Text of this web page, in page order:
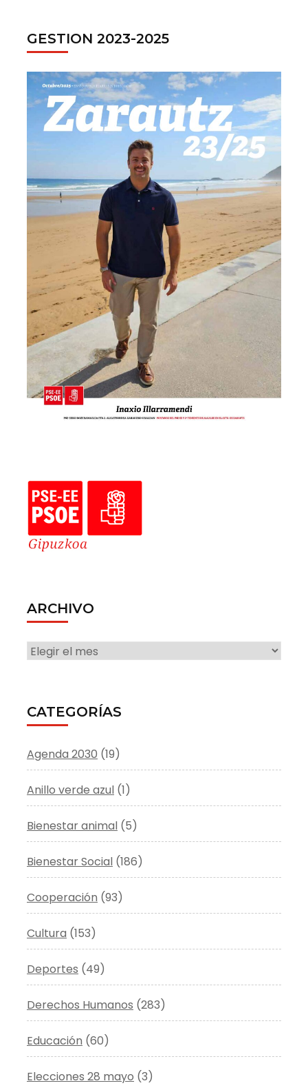
GESTION 2023-2025
ARCHIVO
ARCHIVO
CATEGORÍAS
Agenda 2030 (19)
Anillo verde azul (1)
Bienestar animal (5)
Bienestar Social (186)
Cooperación (93)
Cultura (153)
Deportes (49)
Derechos Humanos (283)
Educación (60)
Elecciones 28 mayo (3)